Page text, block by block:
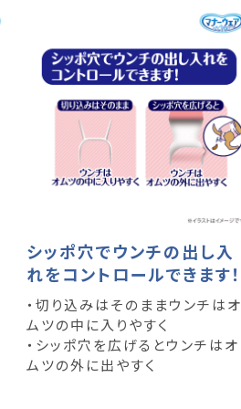
シッポ穴でウンチの出し入
れをコントロールできます！
・切り込みはそのままウンチはオ
ムツの中に入りやすく
・シッポ穴を広げるとウンチはオ
ムツの外に出やすく